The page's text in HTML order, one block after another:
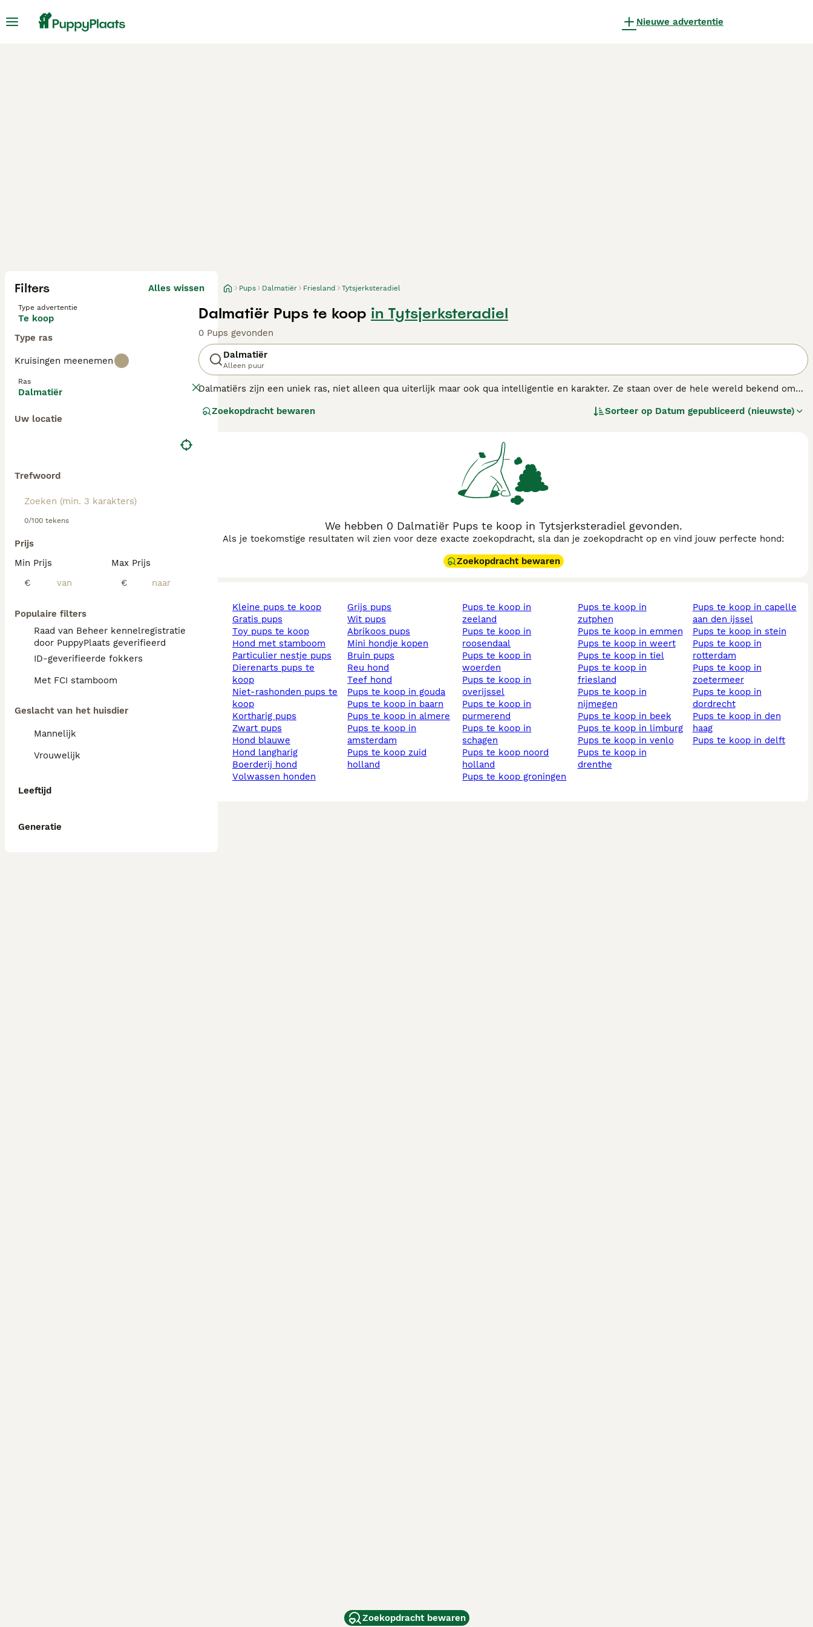
Nieuwe advertentie
Filters Alles wissen
Type advertentie
Te koop
Type ras
Kruisingen meenemen
Ras
Dalmatiër
Uw locatie
Trefwoord
0/100 tekens
Prijs
Min Prijs
€
Max Prijs
€
Populaire filters
Raad van Beheer kennelregistratie
door PuppyPlaats geverifieerd
ID-geverifieerde fokkers
Met FCI stamboom
Geslacht van het huisdier
Mannelijk
Vrouwelijk
Leeftijd
Generatie
Pups Dalmatiër Friesland Tytsjerksteradiel
Dalmatiër Pups te koop in Tytsjerksteradiel
0 Pups gevonden
Dalmatiër
Alleen puur
Dalmatiërs zijn een uniek ras, niet alleen qua uiterlijk maar ook qua intelligentie en karakter. Ze staan over de hele wereld bekend om
geworden. Ze werden oorspronkelijk gefokt om naast karren te lopen. Hieronder vielen ook de door paarden getrokken brandweerauto's,
voor informatie over dit hondenras.
Zoekopdracht bewaren Sorteer op Datum gepubliceerd (nieuwste)
We hebben 0 Dalmatiër Pups te koop in Tytsjerksteradiel gevonden.
Als je toekomstige resultaten wil zien voor deze exacte zoekopdracht, sla dan je zoekopdracht op en vind jouw perfecte hond:
Zoekopdracht bewaren
kleine pups te koop
gratis pups
toy pups te koop
hond met stamboom
particulier nestje pups
dierenarts pups te
koop
niet-rashonden pups te
koop
kortharig pups
zwart pups
hond blauwe
hond langharig
boerderij hond
volwassen honden
grijs pups
wit pups
abrikoos pups
mini hondje kopen
bruin pups
reu hond
teef hond
pups te koop in gouda
pups te koop in baarn
pups te koop in almere
pups te koop in
amsterdam
pups te koop zuid
holland
pups te koop in
zeeland
pups te koop in
roosendaal
pups te koop in
woerden
pups te koop in
overijssel
pups te koop in
purmerend
pups te koop in
schagen
pups te koop noord
holland
pups te koop groningen
pups te koop in
zutphen
pups te koop in emmen
pups te koop in weert
pups te koop in tiel
pups te koop in
friesland
pups te koop in
nijmegen
pups te koop in beek
pups te koop in limburg
pups te koop in venlo
pups te koop in
drenthe
pups te koop in capelle
aan den ijssel
pups te koop in stein
pups te koop in
rotterdam
pups te koop in
zoetermeer
pups te koop in
dordrecht
pups te koop in den
haag
pups te koop in delft
Zoekopdracht bewaren